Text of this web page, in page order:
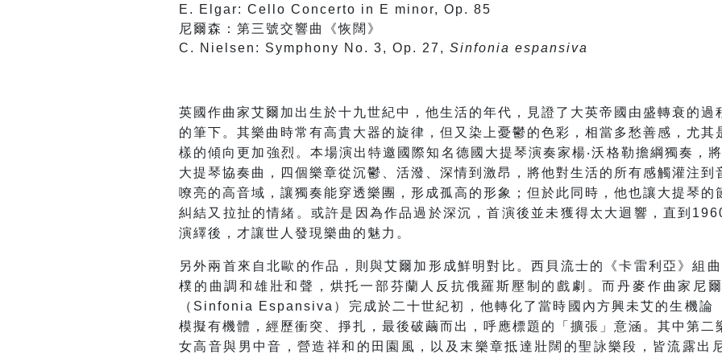
E. Elgar: Cello Concerto in E minor, Op. 85
尼爾森：第三號交響曲《恢闊》
C. Nielsen: Symphony No. 3, Op. 27, Sinfonia espansiva
英國作曲家艾爾加出生於十九世紀中，他生活的年代，見證了大英帝國由盛轉衰的過
的筆下。其樂曲時常有高貴大器的旋律，但又染上憂鬱的色彩，相當多愁善感，尤其
樣的傾向更加強烈。本場演出特邀國際知名德國大提琴演奏家楊‧沃格勒擔綱獨奏，
大提琴協奏曲，四個樂章從沉鬱、活潑、深情到激昂，將他對生活的所有感觸灌注到
嘹亮的高音域，讓獨奏能穿透樂團，形成孤高的形象；但於此同時，他也讓大提琴的
糾結又拉扯的情緒。或許是因為作品過於深沉，首演後並未獲得太大迴響，直到
演繹後，才讓世人發現樂曲的魅力。
另外兩首來自北歐的作品，則與艾爾加形成鮮明對比。西貝流士的《卡雷利亞》組
樸的曲調和雄壯和聲，烘托一部芬蘭人反抗俄羅斯壓制的戲劇。而丹麥作曲家尼
（Sinfonia Espansiva）完成於二十世紀初，他轉化了當時國內方興未艾的生機論
模擬有機體，經歷衝突、掙扎，最後破繭而出，呼應標題的「擴張」意涵。其中第二
女高音與男中音，營造祥和的田園風，以及末樂章抵達壯闊的聖詠樂段，皆流露出